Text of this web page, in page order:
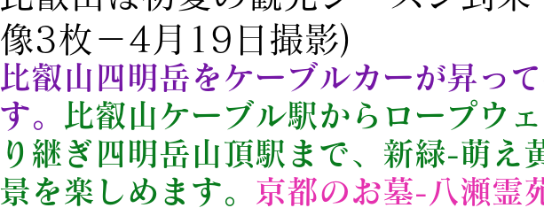
像3枚－4月19日撮影)
比叡山四明岳をケーブルカーが昇っ
す。
比叡山ケーブル駅からロープウ
り継ぎ四明岳山頂駅まで、新緑-萌え
景を楽しめます。 京都のお墓-八瀬霊